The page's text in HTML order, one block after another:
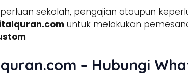
sekolah, pengajian ataupun
untuk melakukan
– Hubungi